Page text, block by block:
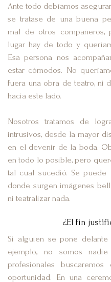
Ante todo debíamos
se tratase de una buena
mal de otros
lugar hay de todo y
Esa persona nos
estar cómodos. No
fuera una obra de teatro, ni
hacia este lado.
Nosotros tratamos de
intrusivos, desde la mayor
en el devenir de la boda.
en todo lo posible, pero
tal cual sucedió. Se puede
donde surgen imágenes
ni teatralizar nada.
¿El fin
Si alguien se pone
ejemplo, no somos
profesionales
oportunidad. En una